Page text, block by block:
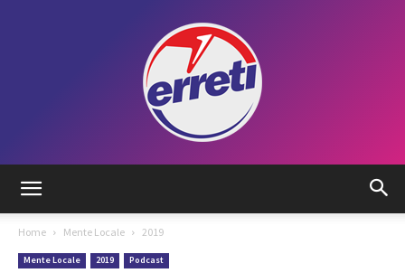
Home Mente Locale 2019
Mente Locale 2019 Podcast